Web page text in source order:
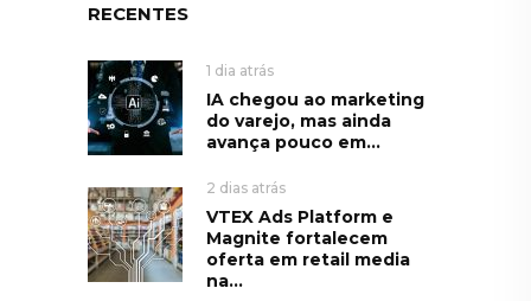
RECENTES
1 dia atrás
IA chegou ao marketing
do varejo, mas ainda
avança pouco em...
2 dias atrás
VTEX Ads Platform e
Magnite fortalecem
oferta em retail media
na...